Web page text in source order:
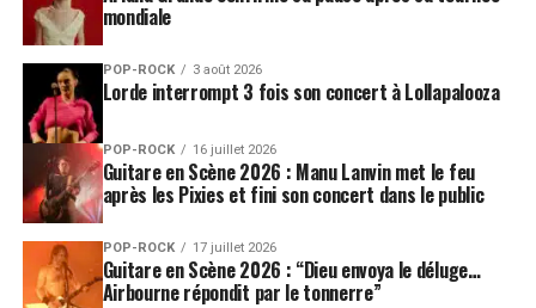
mondiale
POP-ROCK 3 août 2026
Lorde interrompt 3 fois son concert à Lollapalooza
POP-ROCK 16 juillet 2026
Guitare en Scène 2026 : Manu Lanvin met le feu
après les Pixies et fini son concert dans le public
POP-ROCK 17 juillet 2026
Guitare en Scène 2026 : “Dieu envoya le déluge…
Airbourne répondit par le tonnerre”